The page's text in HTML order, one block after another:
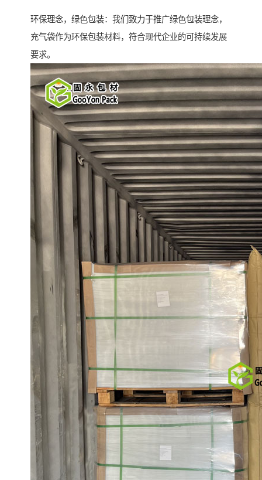
环保理念，绿色包装：我们致力于推广绿色包装理念，
充气袋作为环保包装材料，符合现代企业的可持续发展
要求。